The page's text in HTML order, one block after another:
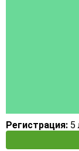
Регистрация: 5